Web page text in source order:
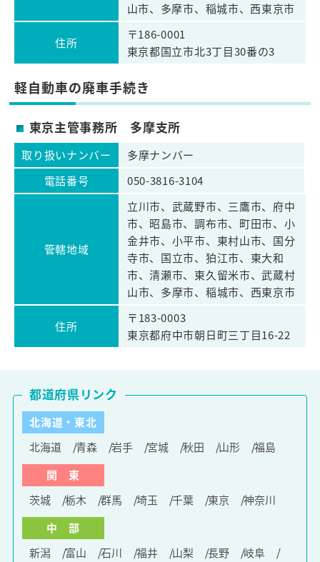
山市、多摩市、稲城市、西東京市
住所
〒186-0001
東京都国立市北3丁目30番の3
軽自動車の廃車手続き
東京主管事務所 多摩支所
取り扱いナンバー
多摩ナンバー
電話番号
050-3816-3104
管轄地域
立川市、武蔵野市、三鷹市、府中
市、昭島市、調布市、町田市、小
金井市、小平市、東村山市、国分
寺市、国立市、狛江市、東大和
市、清瀬市、東久留米市、武蔵村
山市、多摩市、稲城市、西東京市
住所
〒183-0003
東京都府中市朝日町三丁目16-22
北海道・東北
北海道
青森 岩手 宮城 秋田 山形
福島
関 東
茨城
栃木 群馬 埼玉 千葉 東京
神奈川
中 部
新潟
富山 石川 福井 山梨 長野
岐阜
都道府県リンク